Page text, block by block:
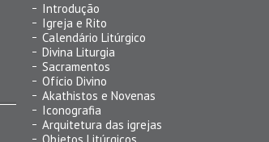
Introdução
Igreja e Rito
Calendário Litúrgico
Divina Liturgia
Sacramentos
Ofício Divino
Akathistos e Novenas
Iconografia
Arquitetura das igrejas